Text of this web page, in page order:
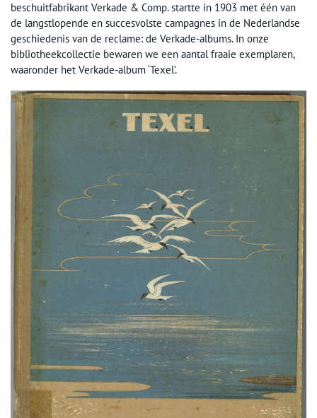
beschuitfabrikant Verkade & Comp. startte in 1903 met één van
de langstlopende en succesvolste campagnes in de Nederlandse
geschiedenis van de reclame: de Verkade-albums. In onze
bibliotheekcollectie bewaren we een aantal fraaie exemplaren,
waaronder het Verkade-album ‘Texel’.